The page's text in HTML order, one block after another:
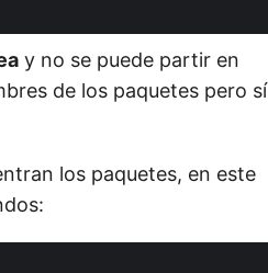
y no se puede partir en
de los paquetes pero sí
los paquetes, en este